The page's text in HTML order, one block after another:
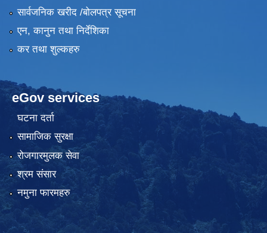
सार्वजनिक खरीद /बोलपत्र सूचना
एन, कानुन तथा निर्देशिका
कर तथा शुल्कहरु
eGov services
घटना दर्ता
सामाजिक सुरक्षा
रोजगारमुलक सेवा
श्रम संसार
नमुना फारमहरु